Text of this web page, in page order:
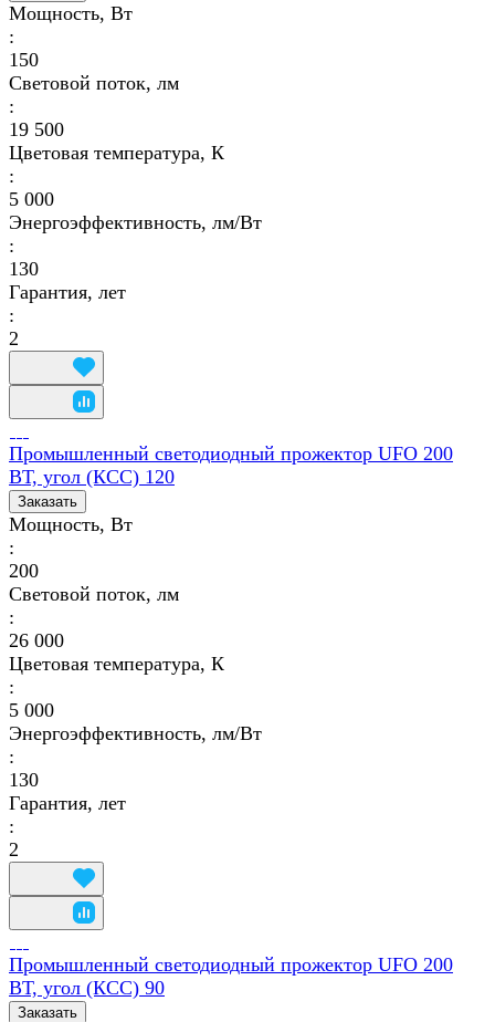
Мощность, Вт
:
150
Световой поток, лм
:
19 500
Цветовая температура, К
:
5 000
Энергоэффективность, лм/Вт
:
130
Гарантия, лет
:
2
Промышленный светодиодный прожектор UFO 200
ВТ, угол (КСС) 120
Заказать
Мощность, Вт
:
200
Световой поток, лм
:
26 000
Цветовая температура, К
:
5 000
Энергоэффективность, лм/Вт
:
130
Гарантия, лет
:
2
Промышленный светодиодный прожектор UFO 200
ВТ, угол (КСС) 90
Заказать